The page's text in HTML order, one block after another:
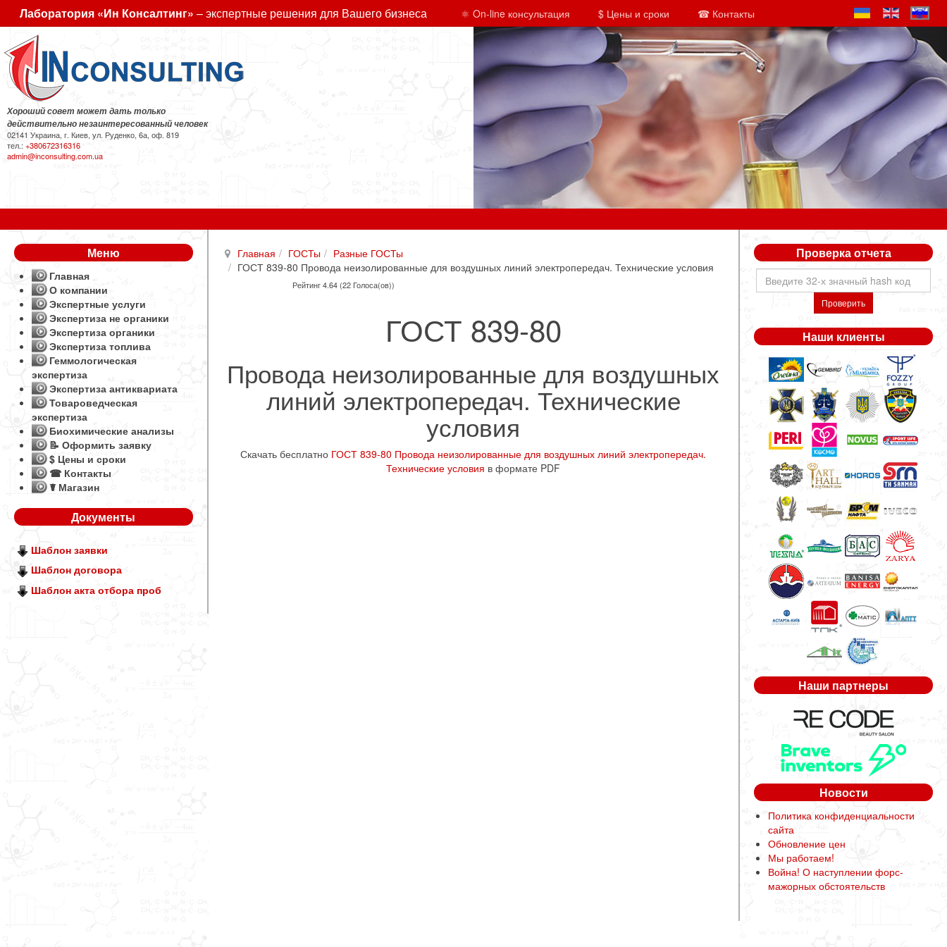
Лаборатория «Ин Консалтинг» – экспертные решения для Вашего бизнеса ⚛ On-line консультация $ Цены и сроки ☎ Контакты
Хороший совет может дать только
действительно незаинтересованный человек
02141 Украина, г. Киев, ул. Руденко, 6а, оф. 819
тел.:+380672316316
admin@inconsulting.com.ua
Главная ГОСТы
Разные ГОСТы
ГОСТ 839-80 Провода неизолированные для воздушных линий электропередач. Технические условия
Рейтинг 4.64 (22 Голоса(ов))
ГОСТ 839-80
Провода неизолированные для воздушных
линий электропередач. Технические
условия
Скачать бесплатно ГОСТ 839-80 Провода неизолированные для воздушных линий электропередач.
Технические условия в формате PDF
Меню
Главная
О компании
Экспертные услуги
Экспертиза не органики
Экспертиза органики
Экспертиза топлива
Геммологическая
экспертиза
Экспертиза антиквариата
Товароведческая
экспертиза
Биохимические анализы
📝 Оформить заявку
$ Цены и сроки
☎ Контакты
☤ Магазин
Документы
Шаблон заявки
Шаблон договора
Шаблон акта отбора проб
Проверка отчета
Проверить
Наши клиенты
Наши партнеры
Новости
Политика конфиденциальности
сайта
Обновление цен
Мы работаем!
Война! О наступлении форс-
мажорных обстоятельств